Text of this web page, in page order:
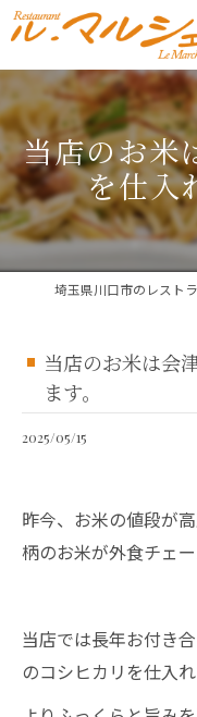
当店のお米
を仕入
当店のお米は会
ます。
2025/05/15
昨今、お米の値段が
柄のお米が外食チェ
当店では長年お付き
のコシヒカリを仕入